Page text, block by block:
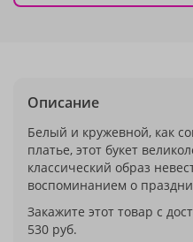
Описание
Белый и кружевной, как
платье, этот букет
классический образ
воспоминанием о
Закажите этот товар с
530 руб.